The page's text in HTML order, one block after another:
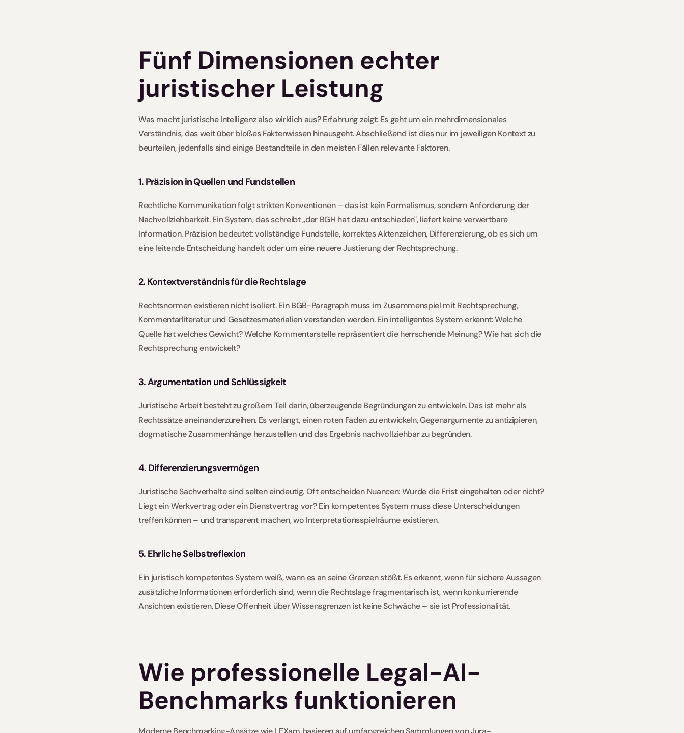
Fünf Dimensionen echter
juristischer Leistung
Was macht juristische Intelligenz also wirklich aus? Erfahrung zeigt: Es geht um ein mehrdimensionales
Verständnis, das weit über bloßes Faktenwissen hinausgeht. Abschließend ist dies nur im jeweiligen Kontext zu
beurteilen, jedenfalls sind einige Bestandteile in den meisten Fällen relevante Faktoren.
1. Präzision in Quellen und Fundstellen
Rechtliche Kommunikation folgt strikten Konventionen – das ist kein Formalismus, sondern Anforderung der
Nachvollziehbarkeit. Ein System, das schreibt „der BGH hat dazu entschieden", liefert keine verwertbare
Information. Präzision bedeutet: vollständige Fundstelle, korrektes Aktenzeichen, Differenzierung, ob es sich um
eine leitende Entscheidung handelt oder um eine neuere Justierung der Rechtsprechung.
2. Kontextverständnis für die Rechtslage
Rechtsnormen existieren nicht isoliert. Ein BGB-Paragraph muss im Zusammenspiel mit Rechtsprechung,
Kommentarliteratur und Gesetzesmaterialien verstanden werden. Ein intelligentes System erkennt: Welche
Quelle hat welches Gewicht? Welche Kommentarstelle repräsentiert die herrschende Meinung? Wie hat sich die
Rechtsprechung entwickelt?
3. Argumentation und Schlüssigkeit
Juristische Arbeit besteht zu großem Teil darin, überzeugende Begründungen zu entwickeln. Das ist mehr als
Rechtssätze aneinanderzureihen. Es verlangt, einen roten Faden zu entwickeln, Gegenargumente zu antizipieren,
dogmatische Zusammenhänge herzustellen und das Ergebnis nachvollziehbar zu begründen.
4. Differenzierungsvermögen
Juristische Sachverhalte sind selten eindeutig. Oft entscheiden Nuancen: Wurde die Frist eingehalten oder nicht?
Liegt ein Werkvertrag oder ein Dienstvertrag vor? Ein kompetentes System muss diese Unterscheidungen
treffen können – und transparent machen, wo Interpretationsspielräume existieren.
5. Ehrliche Selbstreflexion
Ein juristisch kompetentes System weiß, wann es an seine Grenzen stößt. Es erkennt, wenn für sichere Aussagen
zusätzliche Informationen erforderlich sind, wenn die Rechtslage fragmentarisch ist, wenn konkurrierende
Ansichten existieren. Diese Offenheit über Wissensgrenzen ist keine Schwäche – sie ist Professionalität.
Wie professionelle Legal-AI-
Benchmarks funktionieren